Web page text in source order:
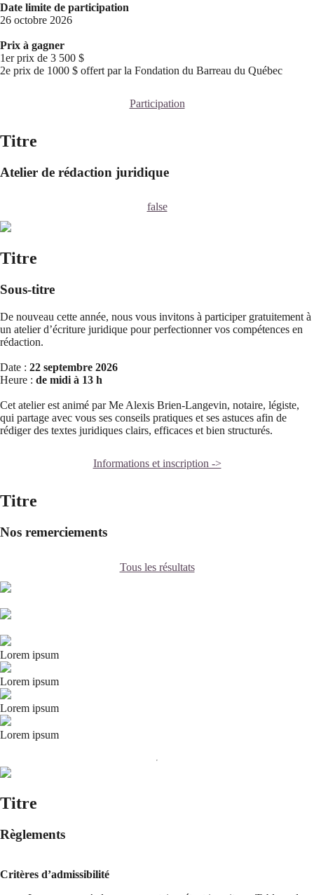
Date limite de participation
26 octobre 2026
Prix à gagner
1er prix de 3 500 $
2e prix de 1000 $ offert par la Fondation du Barreau du Québec
Participation
Titre
Atelier de rédaction juridique
false
Titre
Sous-titre
De nouveau cette année, nous vous invitons à participer gratuitement à
un atelier d’écriture juridique pour perfectionner vos compétences en
rédaction.
Date : 22 septembre 2026
Heure : de midi à 13 h
Cet atelier est animé par Me Alexis Brien-Langevin, notaire, légiste,
qui partage avec vous ses conseils pratiques et ses astuces afin de
rédiger des textes juridiques clairs, efficaces et bien structurés.
Informations et inscription ->
Titre
Nos remerciements
Tous les résultats
Lorem ipsum
Lorem ipsum
Lorem ipsum
Lorem ipsum
Titre
Règlements
Critères d’admissibilité